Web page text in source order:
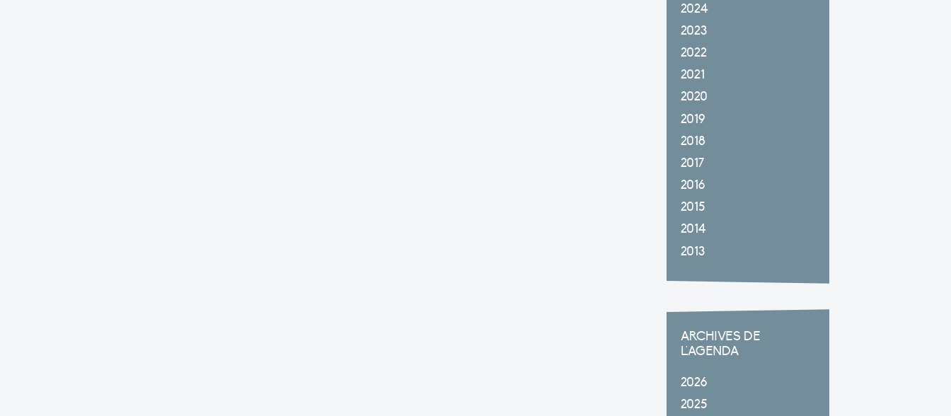
2024
2023
2022
2021
2020
2019
2018
2017
2016
2015
2014
2013
ARCHIVES DE
L'AGENDA
2026
2025